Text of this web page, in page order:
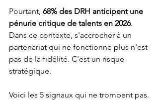
Pourtant, 68% des DRH anticipent une
pénurie critique de talents en 2026.
Dans ce contexte, s'accrocher à un
partenariat qui ne fonctionne plus n'est
pas de la fidélité. C'est un risque
stratégique.
Voici les 5 signaux qui ne trompent pas.